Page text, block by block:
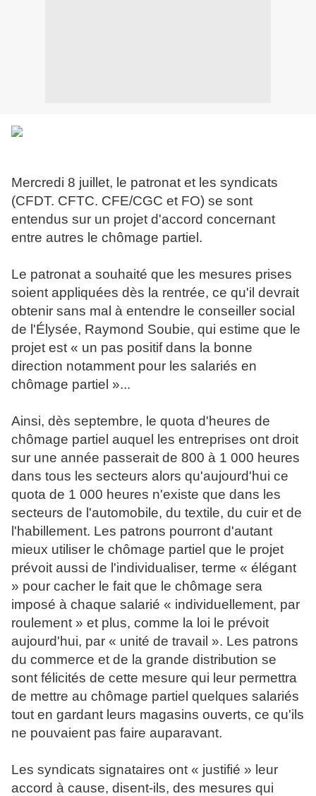
Mercredi 8 juillet, le patronat et les syndicats
(CFDT. CFTC. CFE/CGC et FO) se sont
entendus sur un projet d'accord concernant
entre autres le chômage partiel.
Le patronat a souhaité que les mesures prises
soient appliquées dès la rentrée, ce qu'il devrait
obtenir sans mal à entendre le conseiller social
de l'Élysée, Raymond Soubie, qui estime que le
projet est « un pas positif dans la bonne
direction notamment pour les salariés en
chômage partiel »...
Ainsi, dès septembre, le quota d'heures de
chômage partiel auquel les entreprises ont droit
sur une année passerait de 800 à 1 000 heures
dans tous les secteurs alors qu'aujourd'hui ce
quota de 1 000 heures n'existe que dans les
secteurs de l'automobile, du textile, du cuir et de
l'habillement. Les patrons pourront d'autant
mieux utiliser le chômage partiel que le projet
prévoit aussi de l'individualiser, terme « élégant
» pour cacher le fait que le chômage sera
imposé à chaque salarié « individuellement, par
roulement » et plus, comme la loi le prévoit
aujourd'hui, par « unité de travail ». Les patrons
du commerce et de la grande distribution se
sont félicités de cette mesure qui leur permettra
de mettre au chômage partiel quelques salariés
tout en gardant leurs magasins ouverts, ce qu'ils
ne pouvaient pas faire auparavant.
Les syndicats signataires ont « justifié » leur
accord à cause, disent-ils, des mesures qui